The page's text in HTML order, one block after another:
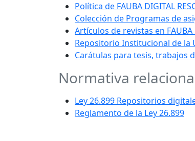
Política de FAUBA DIGITAL
Colección de Programas de
Artículos de revistas en FAUBA
Repositorio Institucional de la
Carátulas para tesis, trabajos
Normativa
Ley 26.899 Repositorios
Reglamento de la Ley 26.899